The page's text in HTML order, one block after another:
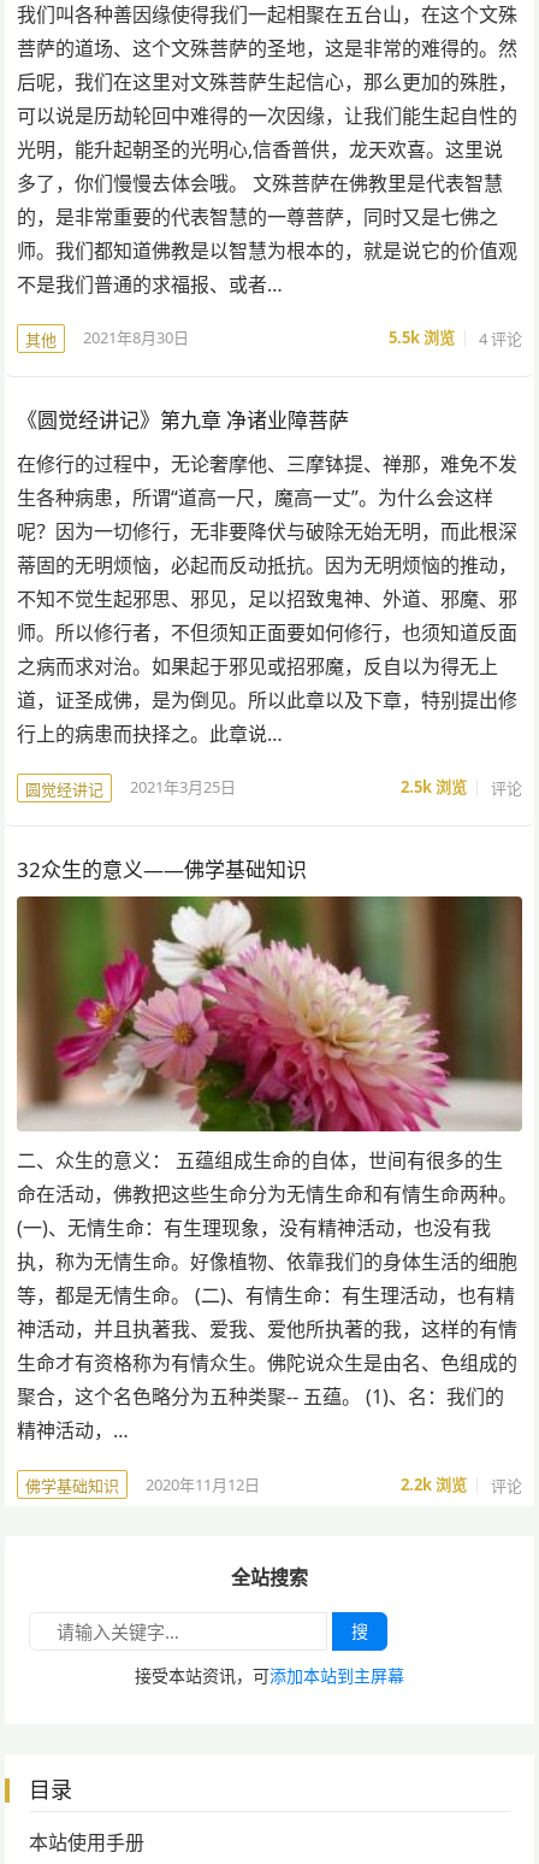
我们叫各种善因缘使得我们一起相聚在五台山，在这个文殊
菩萨的道场、这个文殊菩萨的圣地，这是非常的难得的。然
后呢，我们在这里对文殊菩萨生起信心，那么更加的殊胜，
可以说是历劫轮回中难得的一次因缘，让我们能生起自性的
光明，能升起朝圣的光明心,信香普供，龙天欢喜。这里说
多了，你们慢慢去体会哦。 文殊菩萨在佛教里是代表智慧
的，是非常重要的代表智慧的一尊菩萨，同时又是七佛之
师。我们都知道佛教是以智慧为根本的，就是说它的价值观
不是我们普通的求福报、或者…
其他 2021年8月30日 5.5k浏览 4 评论
《圆觉经讲记》第九章 净诸业障菩萨
在修行的过程中，无论奢摩他、三摩钵提、禅那，难免不发
生各种病患，所谓“道高一尺，魔高一丈”。为什么会这样
呢？因为一切修行，无非要降伏与破除无始无明，而此根深
蒂固的无明烦恼，必起而反动抵抗。因为无明烦恼的推动，
不知不觉生起邪思、邪见，足以招致鬼神、外道、邪魔、邪
师。所以修行者，不但须知正面要如何修行，也须知道反面
之病而求对治。如果起于邪见或招邪魔，反自以为得无上
道，证圣成佛，是为倒见。所以此章以及下章，特别提出修
行上的病患而抉择之。此章说…
圆觉经讲记 2021年3月25日 2.5k浏览 评论
32众生的意义——佛学基础知识
二、众生的意义： 五蕴组成生命的自体，世间有很多的生
命在活动，佛教把这些生命分为无情生命和有情生命两种。
(一)、无情生命：有生理现象，没有精神活动，也没有我
执，称为无情生命。好像植物、依靠我们的身体生活的细胞
等，都是无情生命。 (二)、有情生命：有生理活动，也有精
神活动，并且执著我、爱我、爱他所执著的我，这样的有情
生命才有资格称为有情众生。佛陀说众生是由名、色组成的
聚合，这个名色略分为五种类聚-- 五蕴。 (1)、名：我们的
精神活动，…
佛学基础知识 2020年11月12日 2.2k浏览 评论
全站搜索
搜
接受本站资讯，可添加本站到主屏幕
目录
本站使用手册